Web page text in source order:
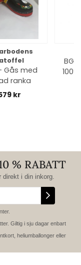
Gås med
ranka
kr
% RABATT
direkt i din inkorg.
Giltig i sju dagar enbart
heliumballonger eller